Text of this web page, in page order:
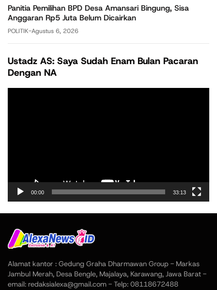
Panitia Pemilihan BPD Desa Amansari Bingung, Sisa
Anggaran Rp5 Juta Belum Dicairkan
POLITIK-Agustus 6, 2026
Ustadz AS: Saya Sudah Enam Bulan Pacaran
Dengan NA
00:00 33:13
Alamat kantor : Gedung Graha Dharmawan Group - Markas
Jambul Merah, Desa Bengle, Majalaya, Karawang, Jawa Barat -
email: redaksialexa@gmail.com - Telp: 08118672488